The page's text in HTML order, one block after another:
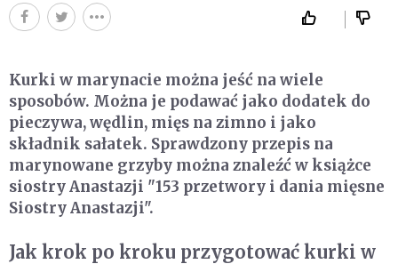
Kurki w marynacie można jeść na wiele
sposobów. Można je podawać jako dodatek do
pieczywa, wędlin, mięs na zimno i jako
składnik sałatek. Sprawdzony przepis na
marynowane grzyby można znaleźć w książce
siostry Anastazji "153 przetwory i dania mięsne
Siostry Anastazji".
Jak krok po kroku przygotować kurki w